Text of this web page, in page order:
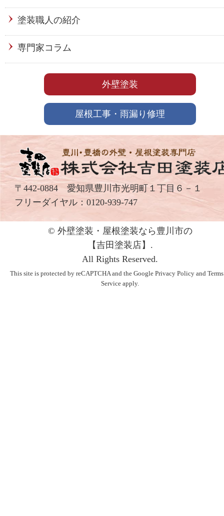
塗装職人の紹介
専門家コラム
外壁塗装
屋根工事・雨漏り修理
〒442-0884 愛知県豊川市光明町１丁目６－１
フリーダイヤル： 0120-939-747
© 外壁塗装・屋根塗装なら豊川市の
【吉⽥塗装店】.
All Rights Reserved.
This site is protected by reCAPTCHA and the Google Privacy Policyand
Service apply.